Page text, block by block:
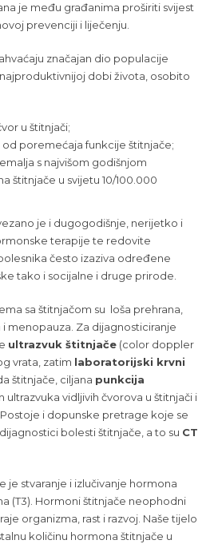
je među građanima proširiti svijest
prevenciji i liječenju.
značajan dio populacije
dobi života, osobito
u štitnjači;
poremećaja funkcije štitnjače;
s najvišom godišnjom
štitnjače u svijetu 10/100.000
je i dugogodišnje, nerijetko i
terapije te redovite
često izaziva određene
tako i socijalne i druge prirode.
sa štitnjačom su loša prehrana,
menopauza. Za dijagnosticiranje
ultrazvuk štitnjače (color doppler
vrata, zatim laboratorijski krvni
štitnjače, ciljana punkcija
vidljivih čvorova u štitnjači i
Postoje i dopunske pretrage koje se
bolesti štitnjače, a to su CT
je stvaranje i izlučivanje hormona
(T3). Hormoni štitnjače neophodni
organizma, rast i razvoj. Naše tijelo
količinu hormona štitnjače u